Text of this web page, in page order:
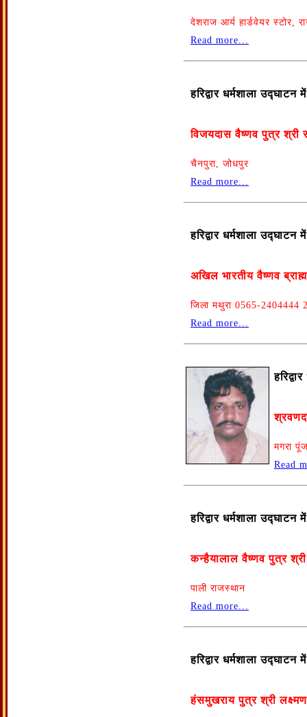
देशराज आर्य हार्डवेयर स्टोर,
Read more...
हरिद्वार धर्मशाला
विजयदास वैष्णव पुत्र श्री
चैनपुरा, जोधपुर
Read more...
हरिद्वार धर्मशाला
अखिल भारतीय वैष्णव
जिला मथुरा 0565-2404444
Read more...
मगरा
Read
हरिद्वार धर्मशाला
कन्हैयालाल वैष्णव पुत्र
पाली राजस्थान
Read more...
हरिद्वार धर्मशाला
हंसमुखराय पुत्र श्री